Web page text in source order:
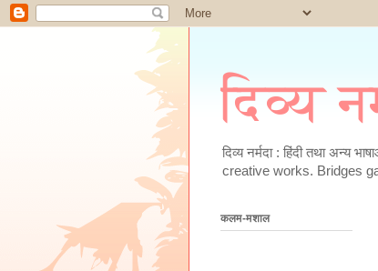
दिव्य
दिव्य नर्मदा : हिंदी तथा अन्य
creative works. Bridges
कलम-मशाल